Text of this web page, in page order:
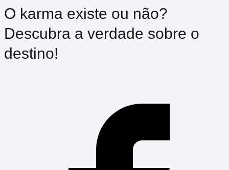
O karma existe ou não?
Descubra a verdade sobre o
destino!